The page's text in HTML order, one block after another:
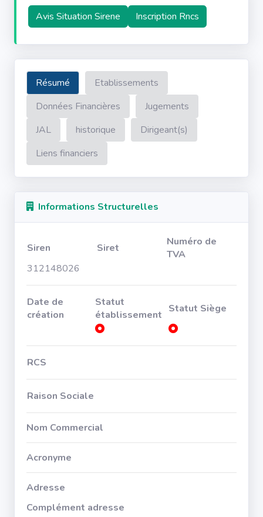
Avis Situation Sirene Inscription Rncs
Résumé
Etablissements
Données Financières
Jugements
JAL
historique
Dirigeant(s)
Liens financiers
Informations Structurelles
Siren Siret
Numéro de
TVA
312148026
Date de
création
Statut
établissement Statut Siège
RCS
Raison Sociale
Nom Commercial
Acronyme
Adresse
Complément adresse